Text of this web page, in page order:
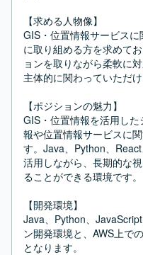
【求める人物像】
GIS・位置情報サービス
に取り組める方を求めて
ョンを取りながら柔軟に
主体的に関わっていただ
【ポジションの魅力】
GIS・位置情報を活用し
報や位置情報サービスに
す。Java、Python、
活用しながら、長期的な
ることができる環境です。
【開発環境】
Java、Python、
ン開発環境と、AWS上で
となります。